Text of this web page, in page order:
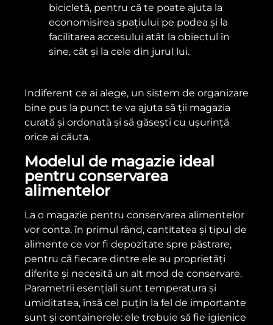
bicicletă, pentru că te poate ajuta la
economisirea spațiului pe podea și la
facilitarea accesului atât la obiectul în
sine, cât și la cele din jurul lui.
Indiferent ce ai alege, un sistem de organizare
bine pus la punct te va ajuta să ții magazia
curată și ordonată și să găsești cu ușurință
orice ai căuta.
Modelul de magazie ideal
pentru conservarea
alimentelor
La o magazie pentru conservarea alimentelor
vor conta, în primul rând, cantitatea și tipul de
alimente ce vor fi depozitate spre păstrare,
pentru că fiecare dintre ele au proprietăți
diferite și necesită un alt mod de conservare.
Parametrii esențiali sunt temperatura și
umiditatea, însă cel puțin la fel de importante
sunt și containerele: ele trebuie să fie igienice